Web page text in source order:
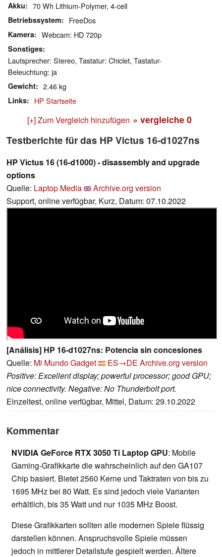
Akku 70 Wh Lithium-Polymer, 4-cell
Betriebssystem FreeDos
Kamera Webcam: HD 720p
Sonstiges
Lautsprecher: Stereo, Tastatur: Chiclet, Tastatur-
Beleuchtung: ja
Gewicht 2.46 kg
Links HP Startseite
[+] Zum Vergleich hinzufügen » vergleiche 0
Testberichte für das HP Victus 16-d1027ns
HP Victus 16 (16-d1000) - disassembly and upgrade
options
Quelle: Laptop Media
Archive.org version
Support, online verfügbar, Kurz, Datum: 07.10.2022
[Análisis] HP 16-d1027ns: Potencia sin concesiones
Quelle: Mi Mundo Gadget ES→DE Archive.org version
Positive: Excellent display; powerful processor; good GPU;
nice connectivity. Negative: No Thunderbolt port.
Einzeltest, online verfügbar, Mittel, Datum: 29.10.2022
Kommentar
NVIDIA GeForce RTX 3050 Ti Laptop GPU: Mobile
Gaming-Grafikkarte die wahrscheinlich auf den GA107
Chip basiert. Bietet 2560 Kerne und Taktraten von bis zu
1695 MHz bei 80 Watt. Es sind jedoch viele Varianten
erhältlich, bis 35 Watt und nur 1035 MHz Boost.
Diese Grafikkarten sollten alle modernen Spiele flüssig
darstellen können. Anspruchsvolle Spiele müssen
jedoch in mittlerer Detailstufe gespielt werden. Ältere